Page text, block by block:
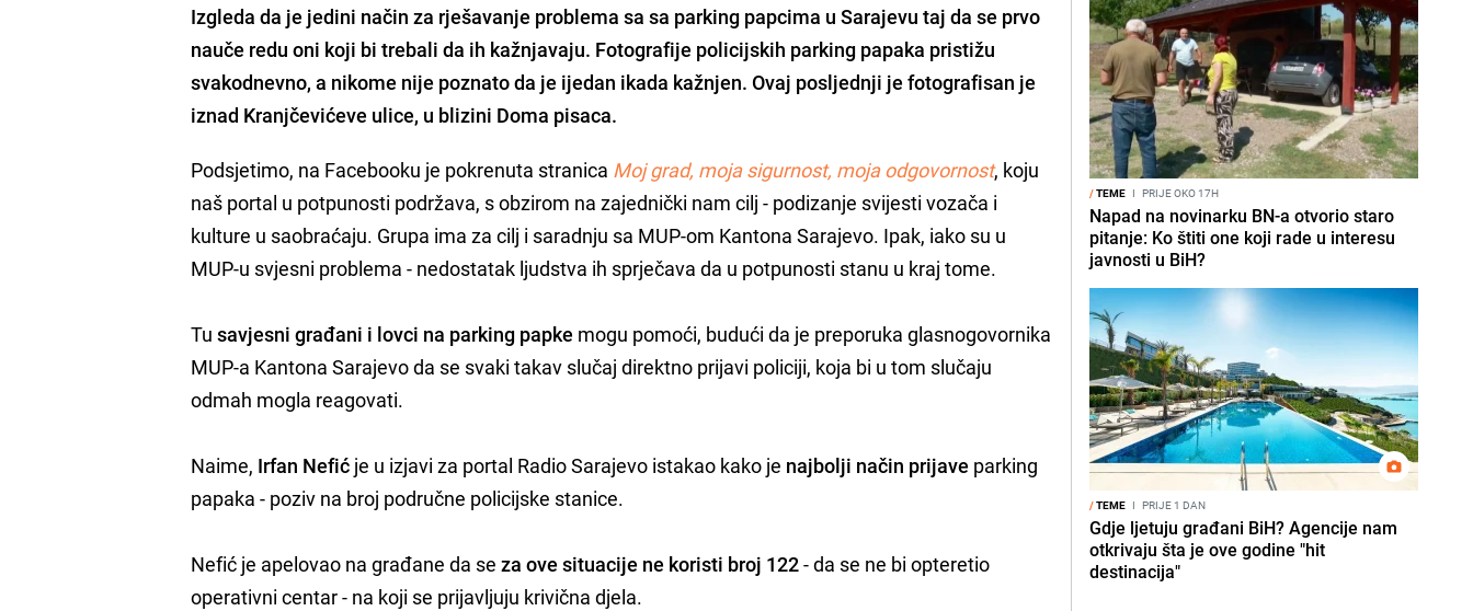
Izgleda da je jedini način za rješavanje problema sa sa parking papcima u Sarajevu taj da se prvo
nauče redu oni koji bi trebali da ih kažnjavaju. Fotografije policijskih parking papaka pristižu
svakodnevno, a nikome nije poznato da je ijedan ikada kažnjen. Ovaj posljednji je fotografisan je
iznad Kranjčevićeve ulice, u blizini Doma pisaca.
Podsjetimo, na Facebooku je pokrenuta stranica Moj grad, moja sigurnost, moja odgovornost, koju
naš portal u potpunosti podržava, s obzirom na zajednički nam cilj - podizanje svijesti vozača i
kulture u saobraćaju. Grupa ima za cilj i saradnju sa MUP-om Kantona Sarajevo. Ipak, iako su u
MUP-u svjesni problema - nedostatak ljudstva ih sprječava da u potpunosti stanu u kraj tome.
Tusavjesni građani i lovci na parking papke mogu pomoći, budući da je preporuka glasnogovornika
MUP-a Kantona Sarajevo da se svaki takav slučaj direktno prijavi policiji, koja bi u tom slučaju
odmah mogla reagovati.
Naime, Irfan Nefić je u izjavi za portal Radio Sarajevo istakao kako je najbolji način prijave parking
papaka - poziv na broj područne policijske stanice.
Nefić je apelovao na građane da seza ove situacije ne koristi broj 122- da se ne bi opteretio
operativni centar - na koji se prijavljuju krivična djela.
/TEME I PRIJE OKO 17H
Napad na novinarku BN-a otvorio staro
pitanje: Ko štiti one koji rade u interesu
javnosti u BiH?
/TEME I PRIJE 1 DAN
Gdje ljetuju građani BiH? Agencije nam
otkrivaju šta je ove godine "hit
destinacija"